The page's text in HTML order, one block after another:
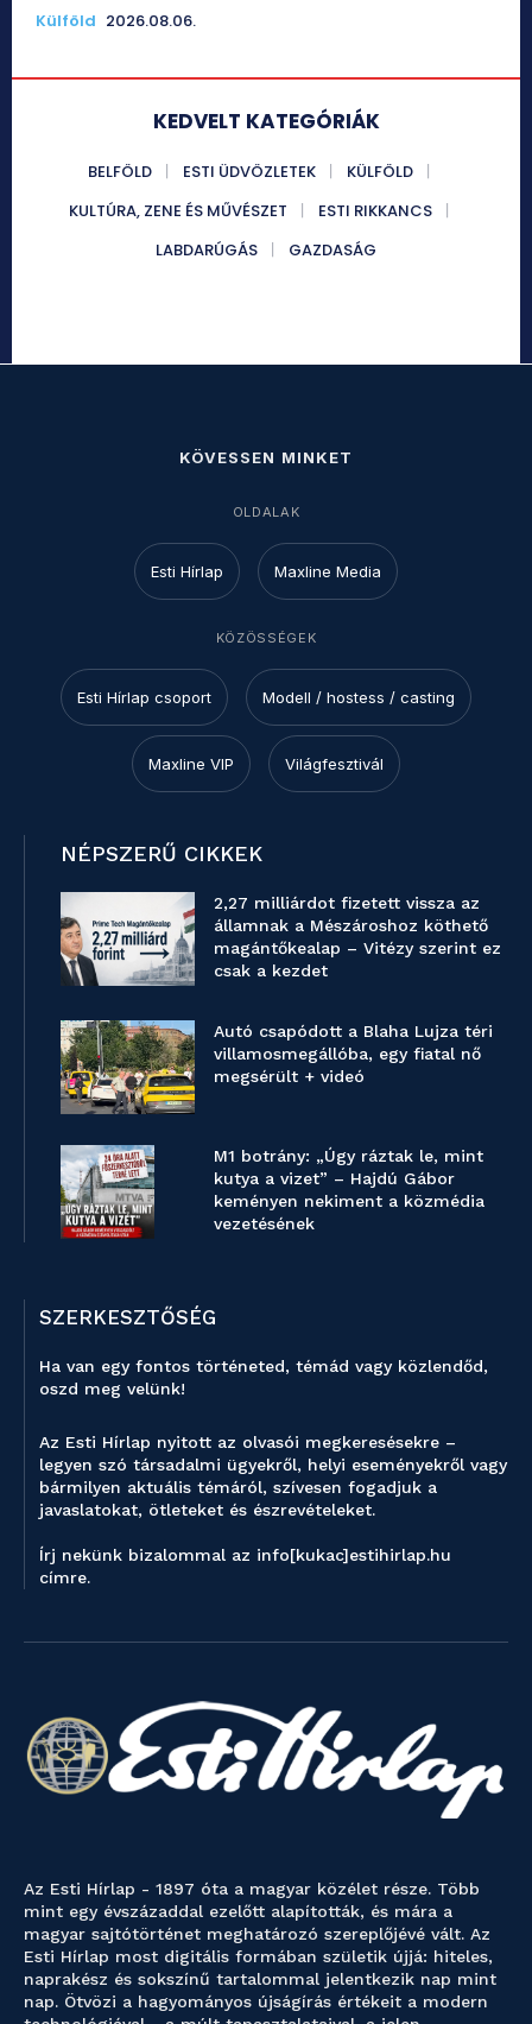
Külföld 2026.08.06.
KEDVELT KATEGÓRIÁK
BELFÖLD ESTI ÜDVÖZLETEK
KÜLFÖLD
KULTÚRA, ZENE ÉS MŰVÉSZET
ESTI RIKKANCS
LABDARÚGÁS
GAZDASÁG
KÖVESSEN MINKET
OLDALAK
Esti Hírlap Maxline Media
KÖZÖSSÉGEK
Esti Hírlap csoport Modell / hostess / casting
Maxline VIP Világfesztivál
NÉPSZERŰ CIKKEK
2,27 milliárdot fizetett vissza az
államnak a Mészároshoz köthető
magántőkealap – Vitézy szerint ez
csak a kezdet
Autó csapódott a Blaha Lujza téri
villamosmegállóba, egy fiatal nő
megsérült + videó
M1 botrány: „Úgy ráztak le, mint
kutya a vizet” – Hajdú Gábor
keményen nekiment a közmédia
vezetésének
SZERKESZTŐSÉG
Ha van egy fontos történeted, témád vagy közlendőd,
oszd meg velünk!
Az Esti Hírlap nyitott az olvasói megkeresésekre –
legyen szó társadalmi ügyekről, helyi eseményekről vagy
bármilyen aktuális témáról, szívesen fogadjuk a
javaslatokat, ötleteket és észrevételeket.
Írj nekünk bizalommal az info[kukac]estihirlap.hu
címre.
Az Esti Hírlap - 1897 óta a magyar közélet része. Több
mint egy évszázaddal ezelőtt alapították, és mára a
magyar sajtótörténet meghatározó szereplőjévé vált. Az
Esti Hírlap most digitális formában születik újjá: hiteles,
naprakész és sokszínű tartalommal jelentkezik nap mint
nap. Ötvözi a hagyományos újságírás értékeit a modern